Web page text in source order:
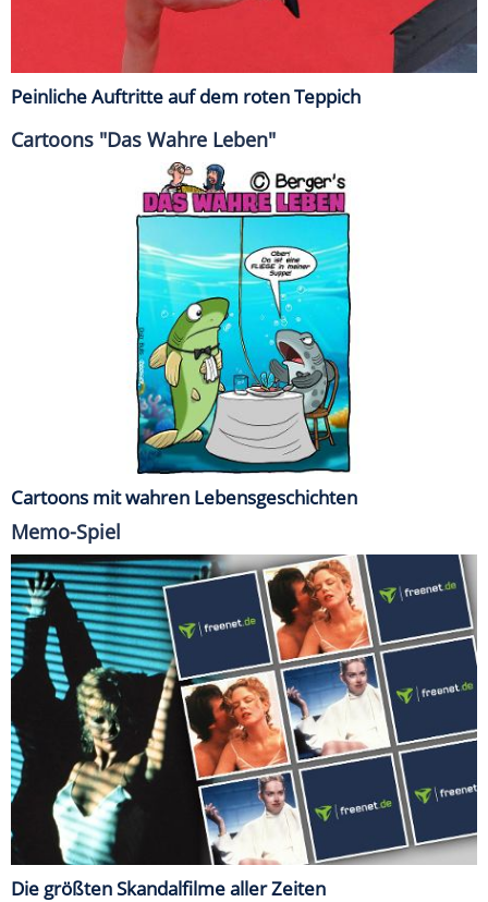
Peinliche Auftritte auf dem roten Teppich
Cartoons "Das Wahre Leben"
Cartoons mit wahren Lebensgeschichten
Memo-Spiel
Die größten Skandalfilme aller Zeiten